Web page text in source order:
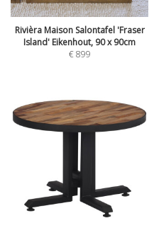
Rivièra Maison Salontafel 'Fraser
Island' Eikenhout, 90 x 90cm
€899